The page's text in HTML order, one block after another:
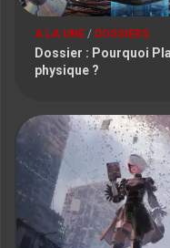
A LA UNE / DOSSIERS
Dossier : Pourquoi
physique ?